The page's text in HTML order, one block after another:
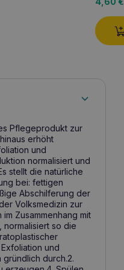
Pflegeprodukt zur
erhöht
und
normalisiert und
stellt die natürliche
bei: fettigen
Abschilferung der
Volksmedizin zur
Zusammenhang mit
so die
und
gründlich durch.2.